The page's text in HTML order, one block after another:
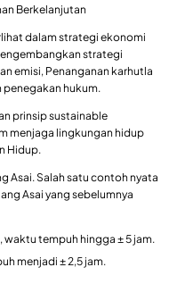
Berkelanjutan
dalam strategi ekonomi
strategi
emisi, Penanganan karhutla
hukum.
prinsip sustainable
menjaga lingkungan hidup
Hidup.
Asai. Salah satu contoh nyata
Asai yang sebelumnya
tempuh hingga ± 5 jam.
menjadi ± 2,5 jam.